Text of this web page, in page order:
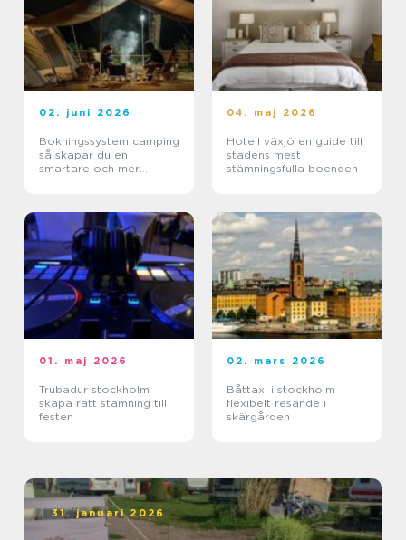
02. juni 2026
Bokningssystem camping
så skapar du en
smartare och mer
04. maj 2026
Hotell växjö en guide till
stadens mest
stämningsfulla boenden
01. maj 2026
Trubadur stockholm
skapa rätt stämning till
festen
02. mars 2026
Båttaxi i stockholm
flexibelt resande i
skärgården
31. januari 2026